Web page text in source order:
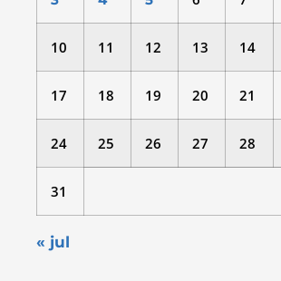
10 11 12 13 14
17 18 19 20 21
24 25 26 27 28
31
« jul